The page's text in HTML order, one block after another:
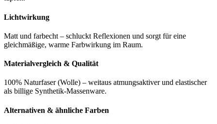
Lichtwirkung
Matt und farbecht – schluckt Reflexionen und sorgt für eine
gleichmäßige, warme Farbwirkung im Raum.
Materialvergleich & Qualität
100% Naturfaser (Wolle) – weitaus atmungsaktiver und elastischer
als billige Synthetik-Massenware.
Alternativen & ähnliche Farben